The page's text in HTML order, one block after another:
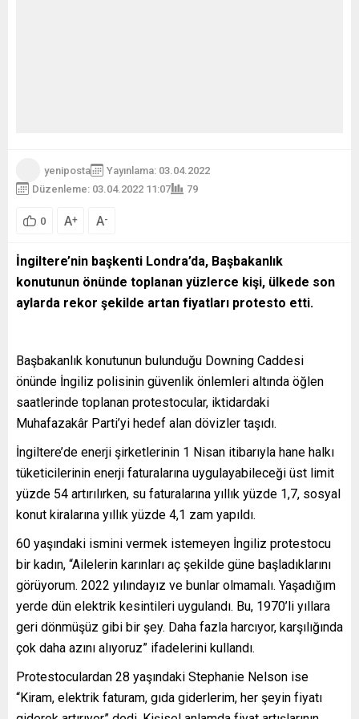
yeniposta
Yayınlama: 03.04.2022
Düzenleme: 03.04.2022 11:07
79
0 A+ A-
İngiltere’nin başkenti Londra’da, Başbakanlık
konutunun önünde toplanan yüzlerce kişi, ülkede son
aylarda rekor şekilde artan fiyatları protesto etti.
Başbakanlık konutunun bulunduğu Downing Caddesi
önünde İngiliz polisinin güvenlik önlemleri altında öğlen
saatlerinde toplanan protestocular, iktidardaki
Muhafazakâr Parti’yi hedef alan dövizler taşıdı.
İngiltere’de enerji şirketlerinin 1 Nisan itibarıyla hane halkı
tüketicilerinin enerji faturalarına uygulayabileceği üst limit
yüzde 54 artırılırken, su faturalarına yıllık yüzde 1,7, sosyal
konut kiralarına yıllık yüzde 4,1 zam yapıldı.
60 yaşındaki ismini vermek istemeyen İngiliz protestocu
bir kadın, “Ailelerin karınları aç şekilde güne başladıklarını
görüyorum. 2022 yılındayız ve bunlar olmamalı. Yaşadığım
yerde dün elektrik kesintileri uygulandı. Bu, 1970’li yıllara
geri dönmüşüz gibi bir şey. Daha fazla harcıyor, karşılığında
çok daha azını alıyoruz” ifadelerini kullandı.
Protestoculardan 28 yaşındaki Stephanie Nelson ise
“Kiram, elektrik faturam, gıda giderlerim, her şeyin fiyatı